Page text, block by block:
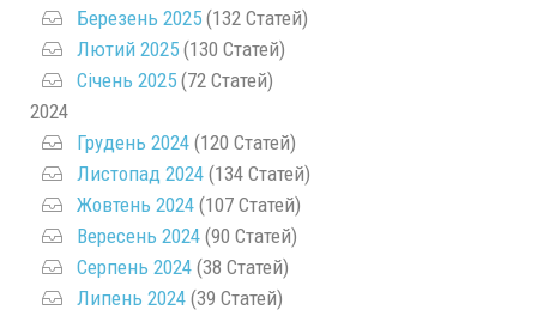
Березень 2025 (132 Статей)
Лютий 2025 (130 Статей)
Січень 2025 (72 Статей)
2024
Грудень 2024 (120 Статей)
Листопад 2024 (134 Статей)
Жовтень 2024 (107 Статей)
Вересень 2024 (90 Статей)
Серпень 2024 (38 Статей)
Липень 2024 (39 Статей)